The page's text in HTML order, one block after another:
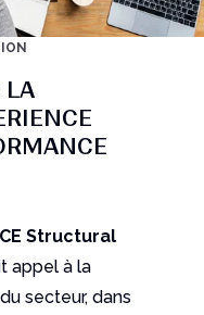
LA
Structural
appel à la
secteur, dans